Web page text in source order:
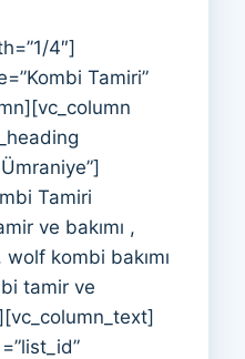
4″]
Tamiri”
Tamiri
ve bakımı ,
kombi bakımı
tamir ve